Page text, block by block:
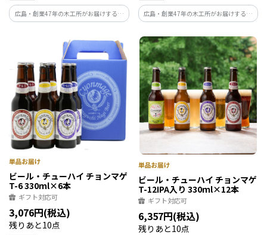
広島・創業47年の木工所がお届けする天
然木の端材を再生した温もり溢れるウッ
りなどお好きなアイデアでお楽しみ下さ
い。
広島・創業47年の木工所がお届けする天
然木の端材を再生した温もり溢れるウッ
ドコレクション。コースターやお部屋の飾
りなどお好きなアイデアでお楽しみ下さ
い。
ビール・チューハイ チョンマゲ
T-6 330ｍl×6本
ギフト対応可
3,076円(税込)
残りあと10点
ビール・チューハイ チョンマゲ
T-12IPA入り 330ｍl×12本
ギフト対応可
6,357円(税込)
残りあと10点